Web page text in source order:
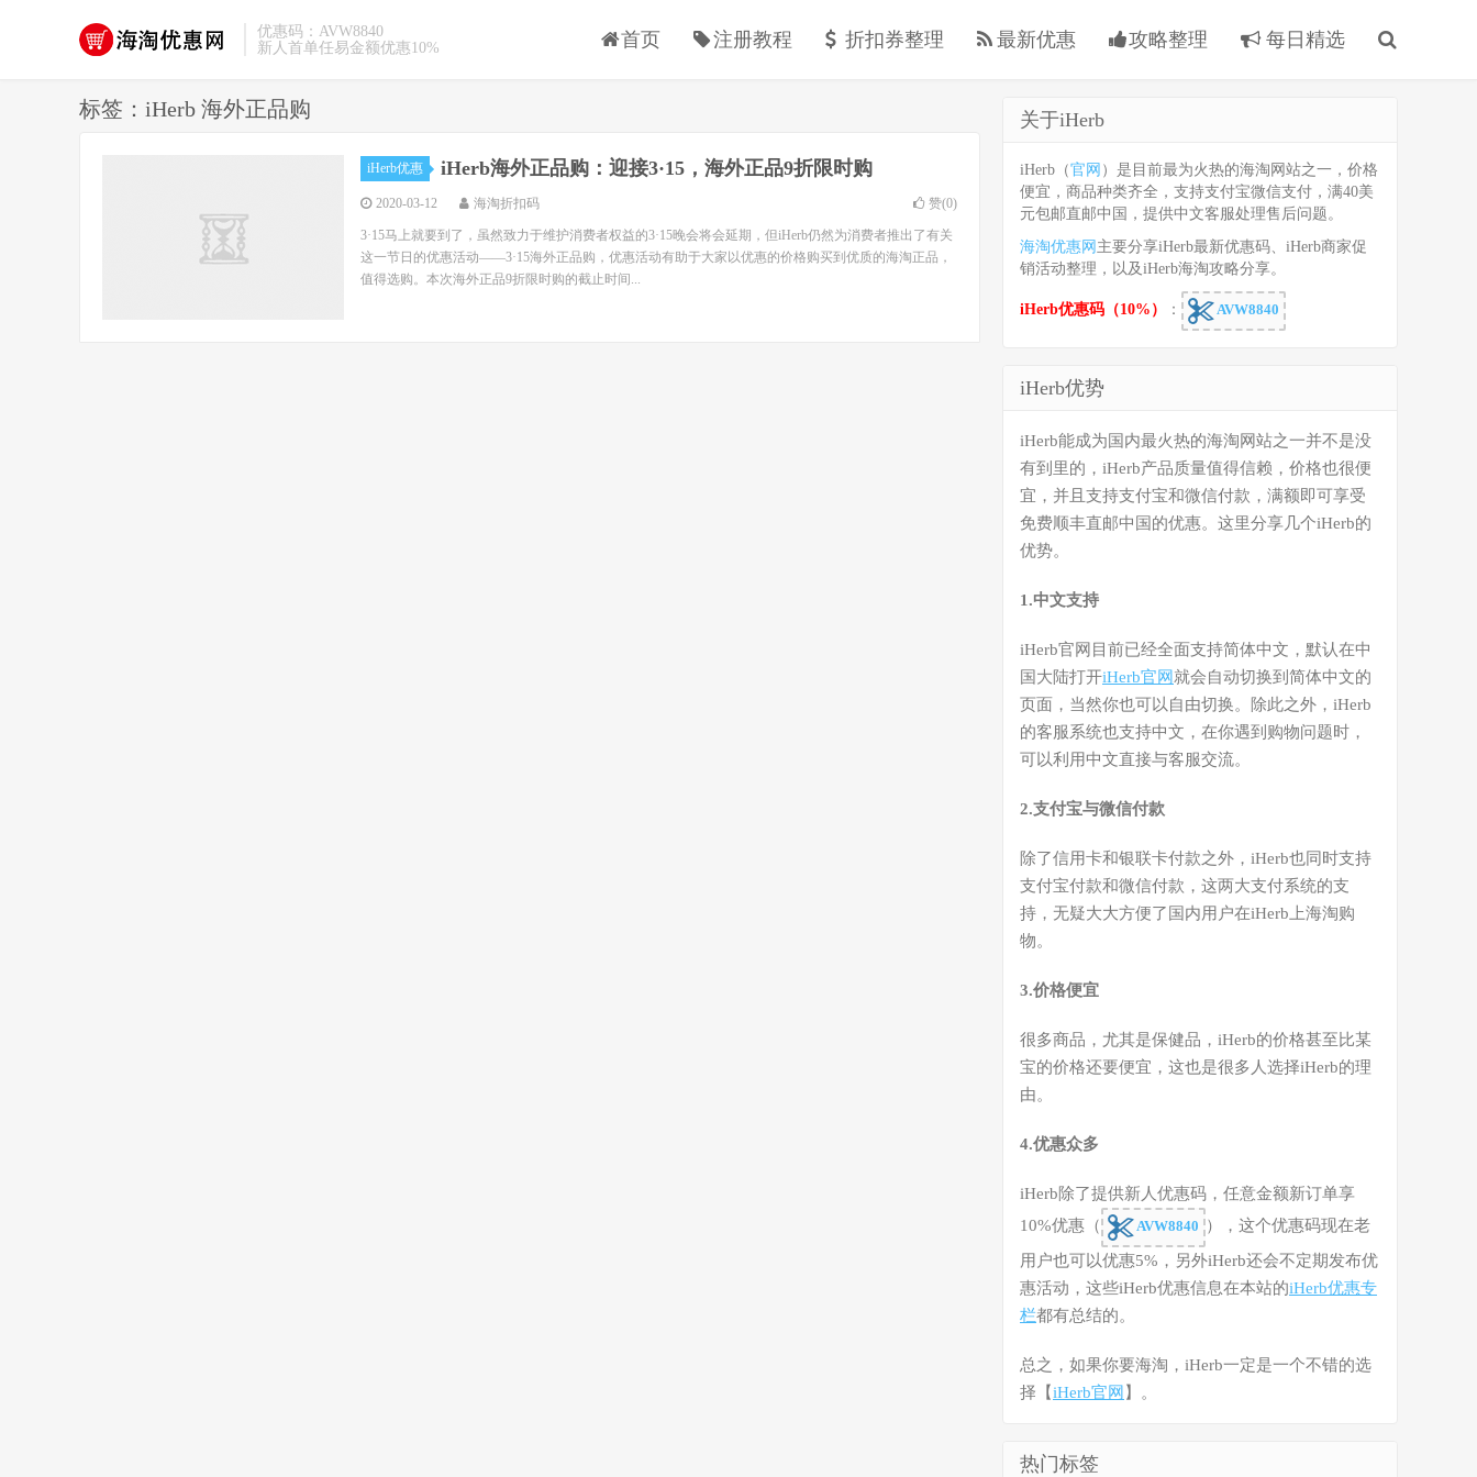
优惠码：AVW8840
新人首单任易金额优惠10%
首页 注册教程 折扣券整理 最新优惠 攻略整理 每日精选
标签：iHerb 海外正品购
iHerb优惠 iHerb海外正品购：迎接3·15，海外正品9折限时购
2020-03-12 海淘折扣码 赞(0)
3·15马上就要到了，虽然致力于维护消费者权益的3·15晚会将会延期，但iHerb仍然为消费者推出了有关
这一节日的优惠活动——3·15海外正品购，优惠活动有助于大家以优惠的价格购买到优质的海淘正品，
值得选购。本次海外正品9折限时购的截止时间...
关于iHerb
iHerb（官网 ）是目前最为火热的海淘网站之一，价格
便宜，商品种类齐全，支持支付宝微信支付，满40美
元包邮直邮中国，提供中文客服处理售后问题。
海淘优惠网 主要分享iHerb最新优惠码、iHerb商家促
销活动整理，以及iHerb海淘攻略分享。
iHerb优惠码（10%） ： AVW8840
iHerb优势
iHerb能成为国内最火热的海淘网站之一并不是没
有到里的，iHerb产品质量值得信赖，价格也很便
宜，并且支持支付宝和微信付款，满额即可享受
免费顺丰直邮中国的优惠。这里分享几个iHerb的
优势。
1.中文支持
iHerb官网目前已经全面支持简体中文，默认在中
国大陆打开iHerb官网 就会自动切换到简体中文的
页面，当然你也可以自由切换。除此之外，iHerb
的客服系统也支持中文，在你遇到购物问题时，
可以利用中文直接与客服交流。
2.支付宝与微信付款
除了信用卡和银联卡付款之外，iHerb也同时支持
支付宝付款和微信付款，这两大支付系统的支
持，无疑大大方便了国内用户在iHerb上海淘购
物。
3.价格便宜
很多商品，尤其是保健品，iHerb的价格甚至比某
宝的价格还要便宜，这也是很多人选择iHerb的理
由。
4.优惠众多
iHerb除了提供新人优惠码，任意金额新订单享
10%优惠（
AVW8840 ），这个优惠码现在老
用户也可以优惠5%，另外iHerb还会不定期发布优
惠活动，这些iHerb优惠信息在本站的iHerb优惠专
栏都有总结的。
总之，如果你要海淘，iHerb一定是一个不错的选
择【iHerb官网 】。
热门标签